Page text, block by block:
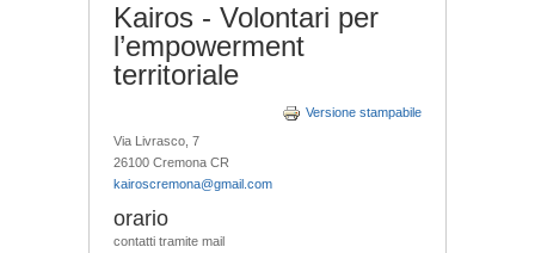
Kairos - Volontari per
l’empowerment
territoriale
Versione stampabile
Via Livrasco, 7
26100 Cremona CR
kairoscremona@gmail.com
orario
contatti tramite mail